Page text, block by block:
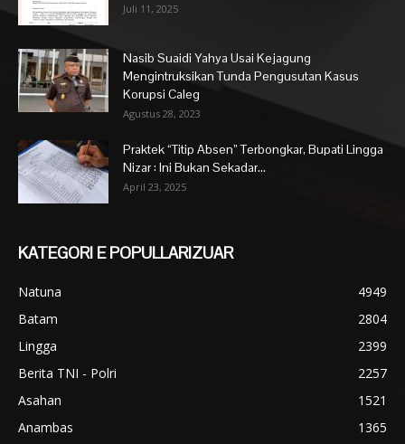
Juli 11, 2025
Nasib Suaidi Yahya Usai Kejagung
Mengintruksikan Tunda Pengusutan Kasus
Korupsi Caleg
Agustus 28, 2023
Praktek “Titip Absen” Terbongkar, Bupati Lingga
Nizar : Ini Bukan Sekadar...
April 23, 2025
KATEGORI E POPULLARIZUAR
Natuna
4949
Batam
2804
Lingga
2399
Berita TNI - Polri
2257
Asahan
1521
Anambas
1365